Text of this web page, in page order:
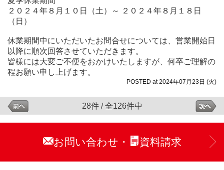
２０２４年８月１０日（土）～ ２０２４年８月１８日
（日）
休業期間中にいただいたお問合せについては、営業開始日
以降に順次回答させていただきます。
皆様には大変ご不便をおかけいたしますが、何卒ご理解の
程お願い申し上げます。
POSTED at 2024年07月23日 (火)
28件 / 全126件中
お問い合わせ ・ 資料請求